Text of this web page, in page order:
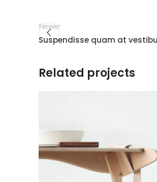
Newer
Suspendisse quam at
Related projects